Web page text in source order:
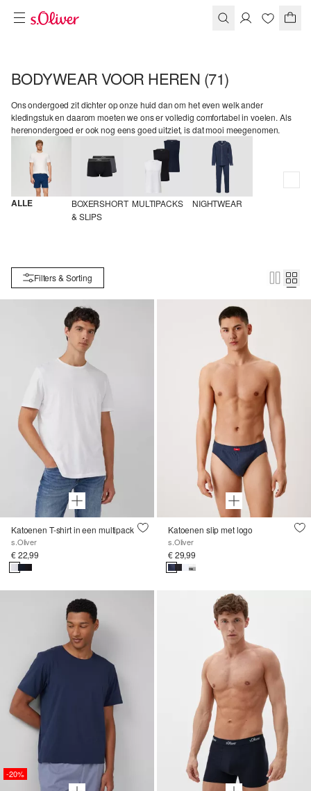
BODYWEAR VOOR HEREN (71)
Ons ondergoed zit dichter op onze huid dan om het even welk ander
kledingstuk en daarom moeten we ons er volledig comfortabel in voelen. Als
herenondergoed er ook nog eens goed uitziet, is dat mooi meegenomen.
ALLE
BOXERSHORT
& SLIPS
MULTIPACKS NIGHTWEAR
Filters & Sorting
Katoenen T-shirt in een multipack
s.Oliver
€ 22,99
Katoenen slip met logo
s.Oliver
€ 29,99
-20%